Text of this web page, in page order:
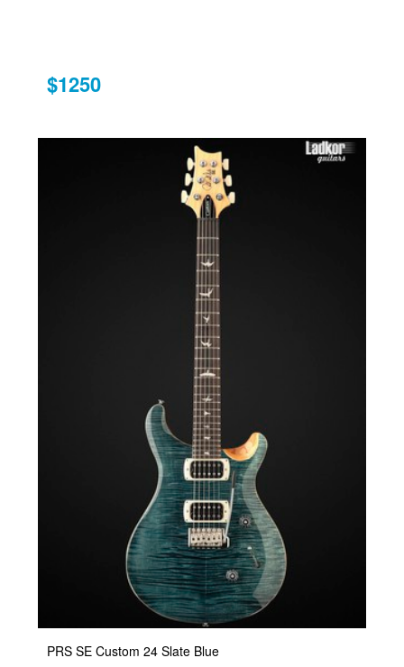
$1250
PRS SE Custom 24 Slate Blue